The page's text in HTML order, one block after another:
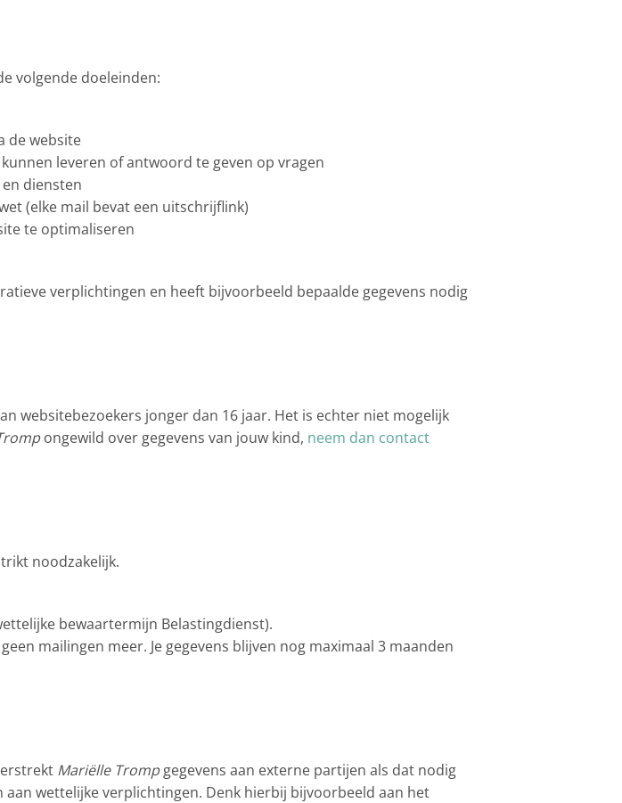
volgende doeleinden:
de website
leveren of antwoord te geven op vragen
diensten
(elke mail bevat een uitschrijflink)
te optimaliseren
verplichtingen en heeft bijvoorbeeld bepaalde gegevens nodig
websitebezoekers jonger dan 16 jaar. Het is echter niet mogelijk
ongewild over gegevens van jouw kind, neem dan contact
noodzakelijk.
bewaartermijn Belastingdienst).
mailingen meer. Je gegevens blijven nog maximaal 3 maanden
Mariëlle Trompgegevens aan externe partijen als dat nodig
wettelijke verplichtingen. Denk hierbij bijvoorbeeld aan het